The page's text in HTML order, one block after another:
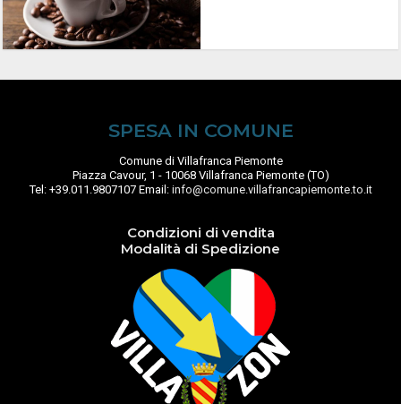
SPESA IN COMUNE
Comune di Villafranca Piemonte
Piazza Cavour, 1 - 10068 Villafranca Piemonte (TO)
Tel: +39.011.9807107 Email: info@comune.villafrancapiemonte.to.it
Condizioni di vendita
Modalità di Spedizione